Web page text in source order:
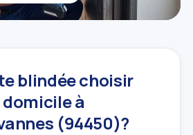
blindée choisir
à
(94450)?